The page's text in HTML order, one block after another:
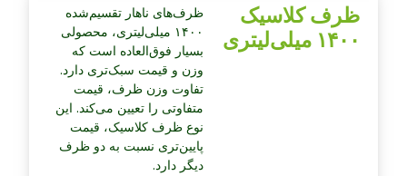
ظرف کلاسیک
۱۴۰۰ میلی‌لیتری
ظرف‌های ناهار تقسیم‌شده
۱۴۰۰ میلی‌لیتری، محصولی
بسیار فوق‌العاده است که
وزن و قیمت سبک‌تری دارد.
تفاوت وزن ظرف، قیمت
متفاوتی را تعیین می‌کند. این
نوع ظرف کلاسیک، قیمت
پایین‌تری نسبت به دو ظرف
دیگر دارد.